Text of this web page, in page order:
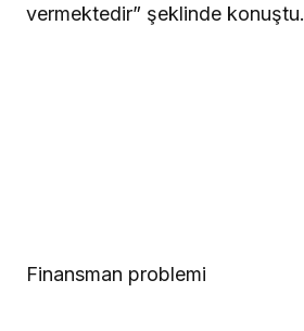
vermektedir” şeklinde konuştu.
Finansman problemi